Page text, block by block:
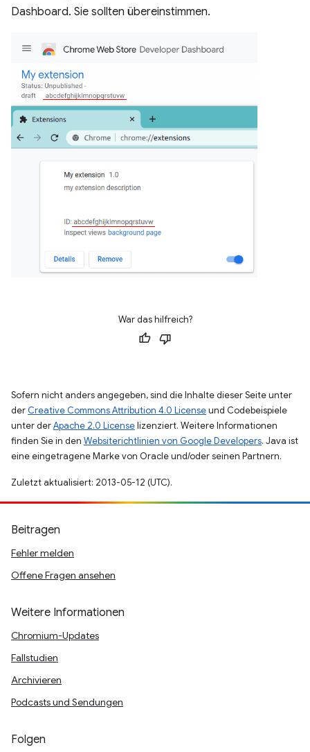
Dashboard. Sie sollten übereinstimmen.
War das hilfreich?
Sofern nicht anders angegeben, sind die Inhalte dieser Seite unter
der Creative Commons Attribution 4.0 Licenseund Codebeispiele
unter derApache 2.0 Licenselizenziert. Weitere Informationen
finden Sie in den Websiterichtlinien von Google Developers. Java ist
eine eingetragene Marke von Oracle und/oder seinen Partnern.
Zuletzt aktualisiert: 2013-05-12 (UTC).
Beitragen
Fehler melden
Offene Fragen ansehen
Weitere Informationen
Chromium-Updates
Fallstudien
Archivieren
Podcasts und Sendungen
Folgen